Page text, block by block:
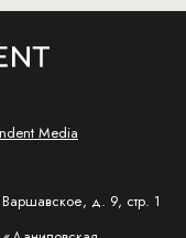
Media
д. 9, стр. 1